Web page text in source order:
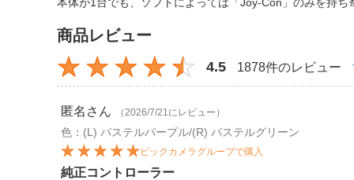
商品レビュー
4.5 1878件のレビュー
匿名 さん （2026/7/21にレビュー）
色：(L) パステルパープル/(R) パステルグリーン
ビックカメラグループで購入
純正コントローラー